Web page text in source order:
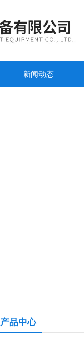
新闻动态
产品中心